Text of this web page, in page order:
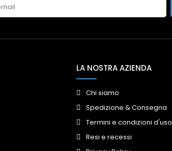
LA NOSTRA AZIENDA
Chi siamo
Spedizione & Consegna
Termini e condizioni d'uso
Resi e recessi